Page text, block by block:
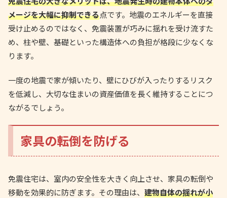
メージを大幅に抑制できる点です。地震のエネルギーを直接
受け止めるのではなく、免震装置が巧みに揺れを受け流すた
め、柱や壁、基礎といった構造体への負担が格段に少なくな
ります。
一度の地震で家が傾いたり、壁にひびが入ったりするリスク
を低減し、大切な住まいの資産価値を長く維持することにつ
ながるでしょう。
家具の転倒を防げる
免震住宅は、室内の安全性を大きく向上させ、家具の転倒や
移動を効果的に防ぎます。その理由は、 建物自体の揺れが小